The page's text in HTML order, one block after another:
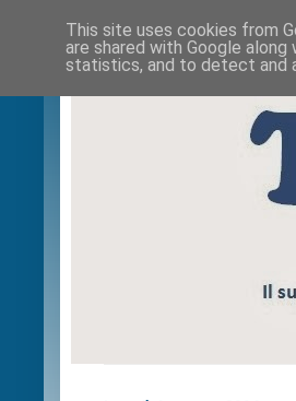
This site uses cookies from
are shared with Google
statistics, and to detect and